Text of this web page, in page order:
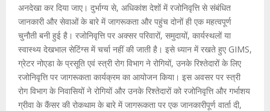
अनदेखा कर दिया जाए। दुर्भाग्य से, अधिकांश देशों में रजोनिवृत्ति से संबंधित
जानकारी और सेवाओं के बारे में जागरूकता और पहुंच दोनों ही एक महत्वपूर्ण
चुनौती बनी हुई है। रजोनिवृत्ति पर अक्सर परिवारों, समुदायों, कार्यस्थलों या
स्वास्थ्य देखभाल सेटिंग्स में चर्चा नहीं की जाती है। इसे ध्यान में रखते हुए GIMS,
ग्रेटर नोएडा के प्रसूति एवं स्त्री रोग विभाग ने रोगियों, उनके रिश्तेदारों के लिए
रजोनिवृत्ति पर जागरूकता कार्यक्रम का आयोजन किया। इस अवसर पर स्त्री
रोग विभाग के निवासियों ने रोगियों और उनके रिश्तेदारों को रजोनिवृत्ति और गर्भाशय
ग्रीवा के कैंसर की रोकथाम के बारे में जागरूकता पर एक जानकारीपूर्ण वार्ता दी,